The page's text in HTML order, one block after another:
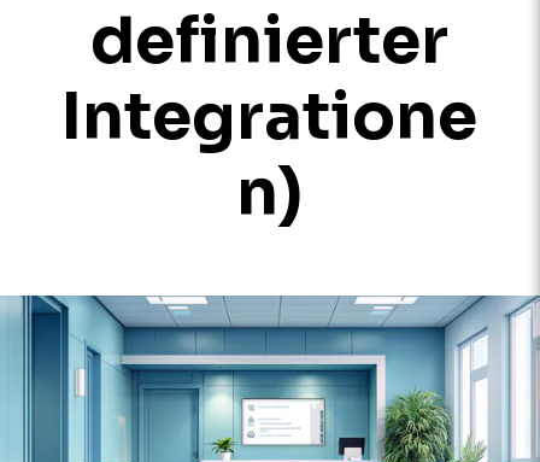
definierter
Integratione
n)